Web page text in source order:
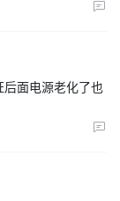
后面电源老化了也